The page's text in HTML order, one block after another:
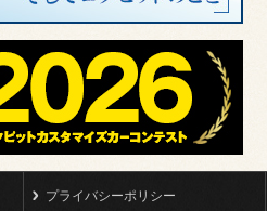
プライバシーポリシー